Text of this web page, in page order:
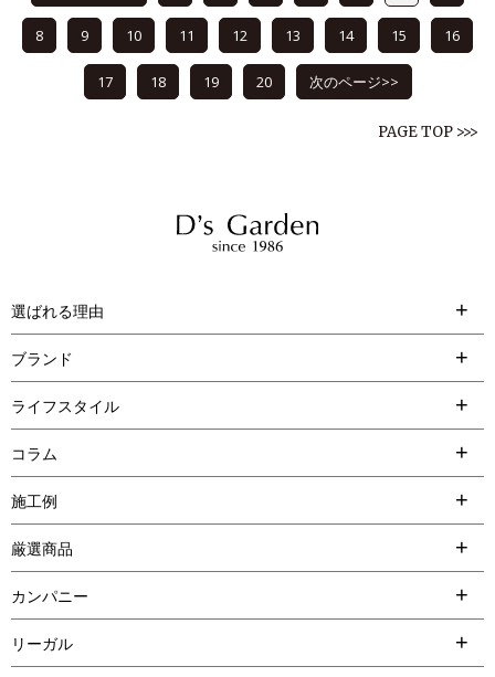
8 9 10 11 12 13 14 15 16
17 18 19 20 次のページ>>
PAGE TOP >>>
選ばれる理由
ブランド
ライフスタイル
コラム
施工例
厳選商品
カンパニー
リーガル